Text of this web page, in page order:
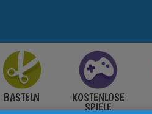
BASTELN KOSTENLOSE
SPIELE